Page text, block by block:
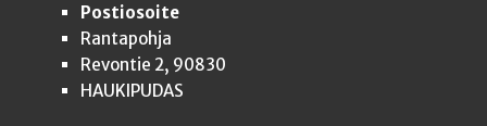
Postiosoite
Rantapohja
Revontie 2, 90830
HAUKIPUDAS